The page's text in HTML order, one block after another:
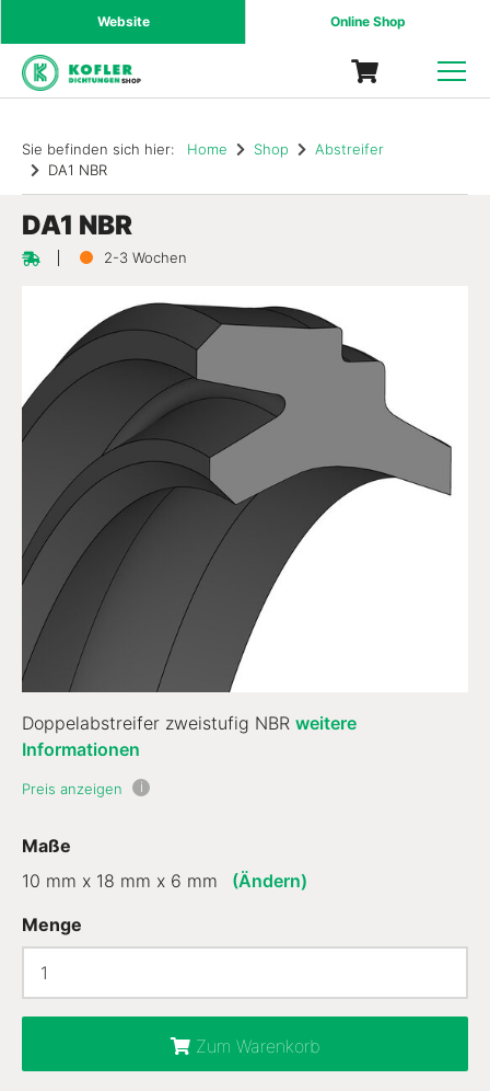
Website Online Shop
SHOP
Sie befinden sich hier: Home Shop
Abstreifer
DA1 NBR
DA1 NBR
2-3 Wochen
Doppelabstreifer zweistufig NBR weitere
Informationen
Preis anzeigen i
Maße
10 mm x 18 mm x 6 mm
(Ändern)
Menge
Zum Warenkorb